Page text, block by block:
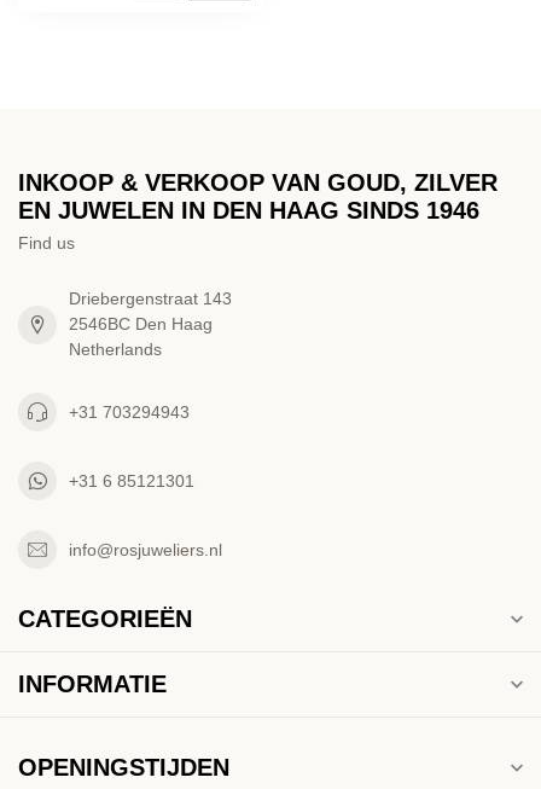
INKOOP & VERKOOP VAN GOUD, ZILVER
EN JUWELEN IN DEN HAAG SINDS 1946
Find us
Driebergenstraat 143
2546BC Den Haag
Netherlands
+31 703294943
+31 6 85121301
info@rosjuweliers.nl
CATEGORIEËN
INFORMATIE
OPENINGSTIJDEN